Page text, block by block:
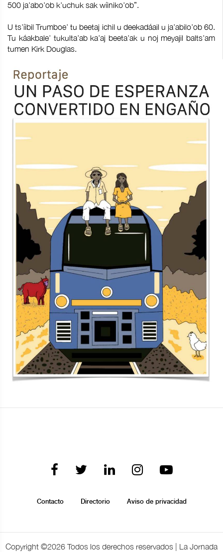
500 ja’abo’ob k’uchuk sak wíiniko’ob”.
U ts’íibil Trumboe’ tu beetaj ichil u deekadáail u ja’abilo’ob 60.
Tu káakbale’ tukulta’ab ka’aj beeta’ak u noj meyajil balts’am
tumen Kirk Douglas.
Contacto Directorio Aviso de privacidad
Copyright ©2026 Todos los derechos reservados | La Jornada